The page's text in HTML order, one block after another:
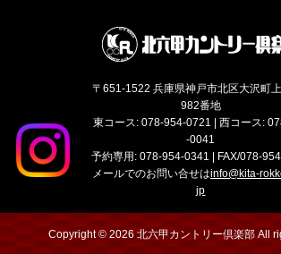
〒651-1522 兵庫県神戸市北区大沢町
982番地
東コース: 078-954-0721 | 西コース:
-0041
予約専用: 078-954-0341 | FAX/078-
メールでのお問い合せはinfo@kita-
jp
Copyright © 2026 北六甲カントリー倶楽部 All